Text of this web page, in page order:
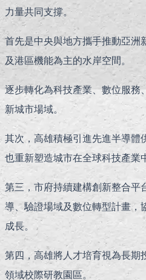
力量共同支撐。
首先是中央與地方攜手推動亞洲
及港區機能為主的水岸空間。
逐步轉化為科技產業、數位服務
新城市場域。
其次，高雄積極引進先進半導體
也重新塑造城市在全球科技產業
第三，市府持續建構創新整合平
導、驗證場域及數位轉型計畫，
成長。
第四，高雄將人才培育視為長期
領域校際研教園區。